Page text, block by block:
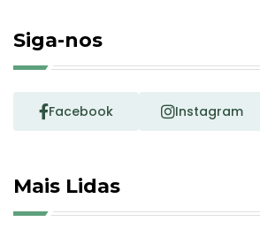
Siga-nos
Facebook Instagram
Mais Lidas